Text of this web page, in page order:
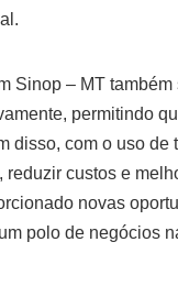
Sinop – MT
permitindo
disso, com o uso
reduzir custos e
novas
polo de negócios